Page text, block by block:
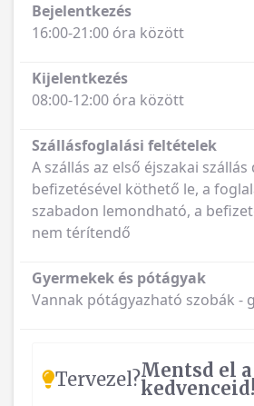
Bejelentkezés
16:00-21:00 óra között
Kijelentkezés
08:00-12:00 óra között
Szállásfoglalási feltételek
A szállás az első éjszakai szállás
befizetésével köthető le, a
szabadon lemondható, a
nem térítendő
Gyermekek és pótágyak
Vannak pótágyazható szobák -
Tervezel?Mentsd el a
kedvenceid!